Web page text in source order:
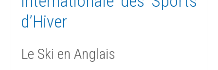
d’Hiver
Le Ski en Anglais